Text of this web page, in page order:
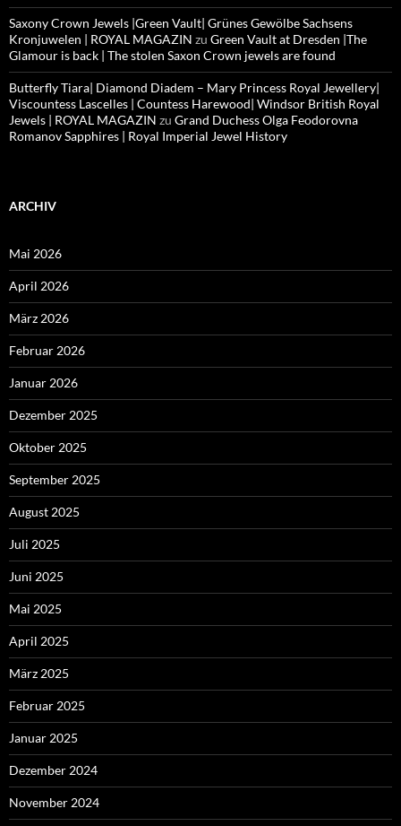
Saxony Crown Jewels |Green Vault| Grünes Gewölbe Sachsens
Kronjuwelen | ROYAL MAGAZIN zu Green Vault at Dresden |The
Glamour is back | The stolen Saxon Crown jewels are found
Butterfly Tiara| Diamond Diadem – Mary Princess Royal Jewellery|
Viscountess Lascelles | Countess Harewood| Windsor British Royal
Jewels | ROYAL MAGAZIN zu Grand Duchess Olga Feodorovna
Romanov Sapphires | Royal Imperial Jewel History
ARCHIV
Mai 2026
April 2026
März 2026
Februar 2026
Januar 2026
Dezember 2025
Oktober 2025
September 2025
August 2025
Juli 2025
Juni 2025
Mai 2025
April 2025
März 2025
Februar 2025
Januar 2025
Dezember 2024
November 2024